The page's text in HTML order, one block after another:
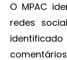
O MPAC
redes